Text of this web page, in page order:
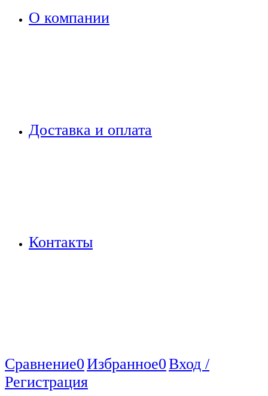
О компании
Доставка и оплата
Контакты
Сравнение0Избранное0Вход /
Регистрация